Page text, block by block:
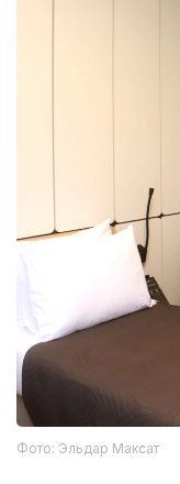
Фото: Эльдар Максат